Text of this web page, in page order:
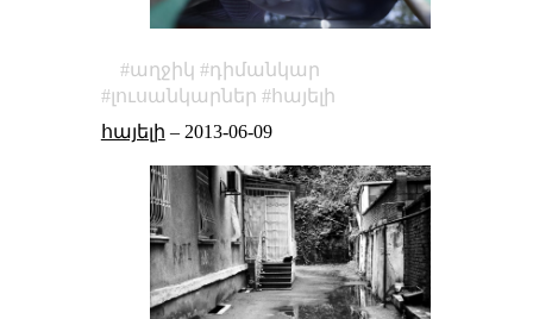
աղջիկ
դիմանկար
լուսանկարներ
հայելի
հայելի – 2013-06-09